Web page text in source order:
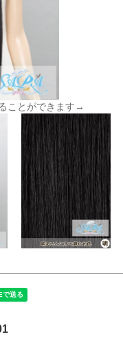
ことができます→